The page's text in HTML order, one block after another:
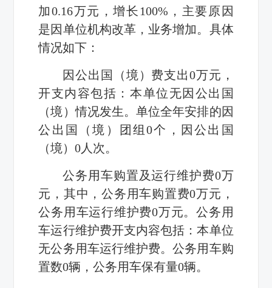
加0.16万元，增长100%，主要原因
是因单位机构改革，业务增加。具体
情况如下：
因公出国（境）费支出0万元，
开支内容包括：本单位无因公出国
（境）情况发生。单位全年安排的因
公出国（境）团组0个，因公出国
（境）0人次。
公务用车购置及运行维护费0万
元，其中，公务用车购置费0万元，
公务用车运行维护费0万元。公务用
车运行维护费开支内容包括：本单位
无公务用车运行维护费。公务用车购
置数0辆，公务用车保有量0辆。